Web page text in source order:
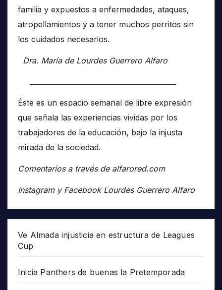
familia y expuestos a enfermedades, ataques,
atropellamientos y a tener muchos perritos sin
los cuidados necesarios.
Dra. María de Lourdes Guerrero Alfaro
Éste es un espacio semanal de libre expresión
que señala las experiencias vividas por los
trabajadores de la educación, bajo la injusta
mirada de la sociedad.
Comentarios a través de alfarored.com
Instagram y Facebook Lourdes Guerrero Alfaro
Ve Almada injusticia en estructura de Leagues
Cup
Inicia Panthers de buenas la Pretemporada